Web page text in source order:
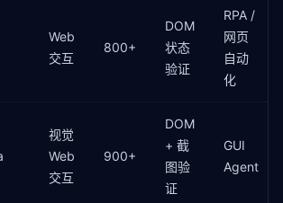
steps < task.max_steps:
tool_calls.append(action.to_dict())
state =
self ._update_state(state,
"submit"
break
Web
交互
800+
DOM
状态
验证
RPA /
网页
自动
化
视觉
Web
交互
900+
DOM
+ 截
图验
证
GUI
Agent